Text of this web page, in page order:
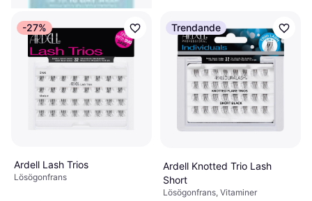
Ardell Seamless Underlash
Bond & Seal 1 set
Lösögonfrans
153 kr
9 butiker
-27%
Ardell Lash Trios
Lösögonfrans
Trendande
Ardell Knotted Trio Lash
Short
Lösögonfrans, Vitaminer